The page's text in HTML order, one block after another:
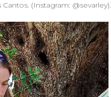
(Instagram: @sevarley).